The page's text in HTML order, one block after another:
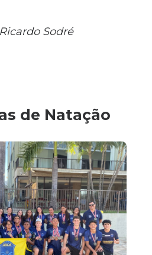
Sodré
de Natação